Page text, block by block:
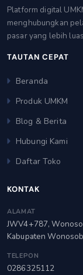
Platform digital
menghubungkan
pasar yang lebih
TAUTAN CEPAT
Beranda
Produk UMKM
Blog & Berita
Hubungi Kami
Daftar Toko
KONTAK
ALAMAT
JWV4+787,
Kabupaten
TELEPON
0286325112